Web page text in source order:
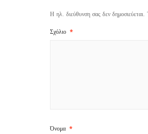
Η ηλ. διεύθυνση σας δεν δημοσιεύεται.
Σχόλιο *
Όνομα *